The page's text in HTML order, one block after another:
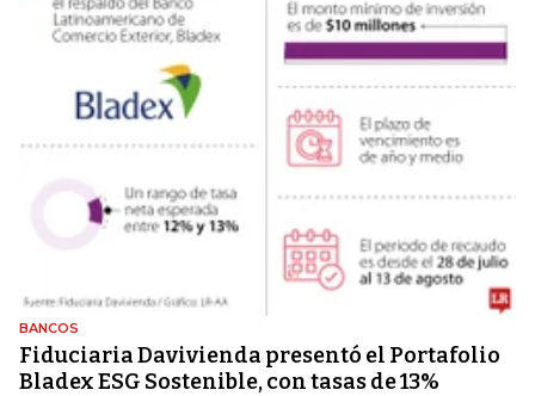
BANCOS
Fiduciaria Davivienda presentó el Portafolio
Bladex ESG Sostenible, con tasas de 13%